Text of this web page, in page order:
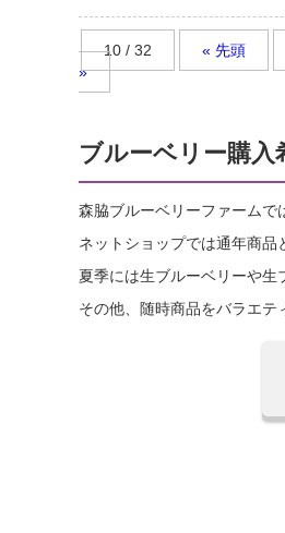
10 / 32 « 先頭
»
ブルーベリー購入
森脇ブルーベリーファームで
ネットショップでは通年商品
夏季には生ブルーベリーや生
その他、随時商品をバラエテ